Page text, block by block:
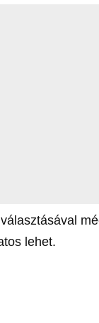
lehet.